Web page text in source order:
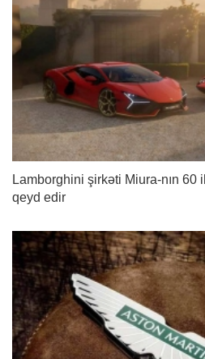
Lamborghini şirkəti Miura-nın
qeyd edir